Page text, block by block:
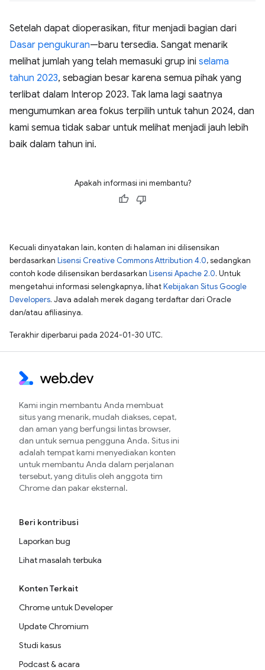
Setelah dapat dioperasikan, fitur menjadi bagian dari
Dasar pengukuran—baru tersedia. Sangat menarik
melihat jumlah yang telah memasuki grup ini selama
tahun 2023, sebagian besar karena semua pihak yang
terlibat dalam Interop 2023. Tak lama lagi saatnya
mengumumkan area fokus terpilih untuk tahun 2024, dan
kami semua tidak sabar untuk melihat menjadi jauh lebih
baik dalam tahun ini.
Apakah informasi ini membantu?
Kecuali dinyatakan lain, konten di halaman ini dilisensikan
berdasarkan Lisensi Creative Commons Attribution 4.0, sedangkan
contoh kode dilisensikan berdasarkan Lisensi Apache 2.0. Untuk
mengetahui informasi selengkapnya, lihatKebijakan Situs Google
Developers. Java adalah merek dagang terdaftar dari Oracle
dan/atau afiliasinya.
Terakhir diperbarui pada 2024-01-30 UTC.
Kami ingin membantu Anda membuat
situs yang menarik, mudah diakses, cepat,
dan aman yang berfungsi lintas browser,
dan untuk semua pengguna Anda. Situs ini
adalah tempat kami menyediakan konten
untuk membantu Anda dalam perjalanan
tersebut, yang ditulis oleh anggota tim
Chrome dan pakar eksternal.
Beri kontribusi
Laporkan bug
Lihat masalah terbuka
Konten Terkait
Chrome untuk Developer
Update Chromium
Studi kasus
Podcast & acara